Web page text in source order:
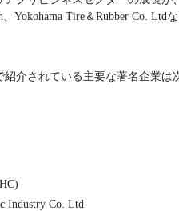
、Yokohama Tire＆Rubber Co.
介されている主要な著名企業は
Industry Co. Ltd